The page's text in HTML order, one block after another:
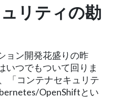
リティの勘
ョン開発花盛りの昨
いつでもついて回りま
「コンテナセキュリテ
OpenShiftとい